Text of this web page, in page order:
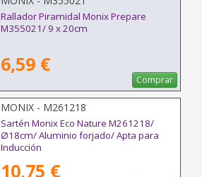
Rallador Piramidal Monix Prepare
M355021/ 9 x 20cm
6,59 €
Comprar
MONIX - M261218
Sartén Monix Eco Nature M261218/
Ø18cm/ Aluminio forjado/ Apta para
Inducción
10,75 €